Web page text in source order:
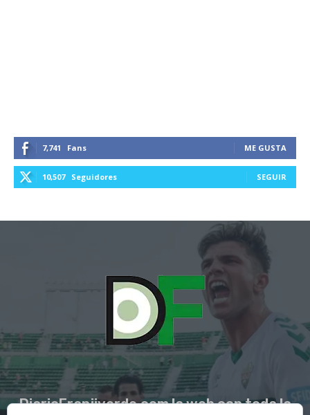
7,741 Fans ME GUSTA
10,507 Seguidores SEGUIR
DiarioFranjiverde.com la web con toda la